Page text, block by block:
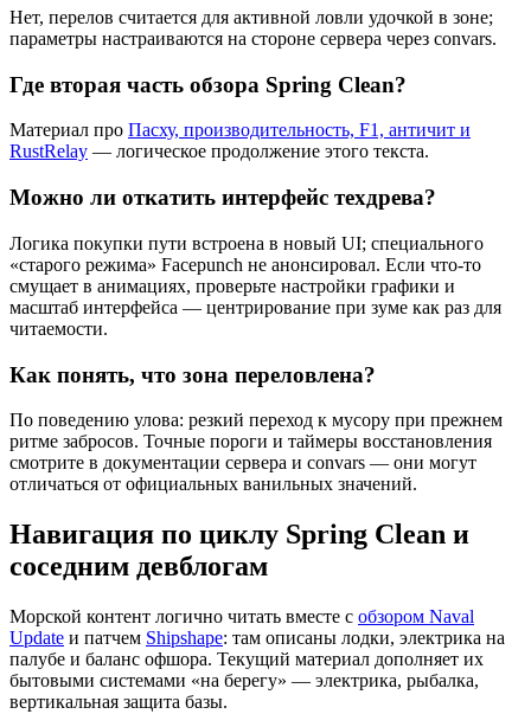
Нет, перелов считается для активной ловли удочкой в зоне;
параметры настраиваются на стороне сервера через convars.
Где вторая часть обзора Spring Clean?
Материал про Пасху, производительность, F1, античит и
RustRelay — логическое продолжение этого текста.
Можно ли откатить интерфейс техдрева?
Логика покупки пути встроена в новый UI; специального
«старого режима» Facepunch не анонсировал. Если что-то
смущает в анимациях, проверьте настройки графики и
масштаб интерфейса — центрирование при зуме как раз для
читаемости.
Как понять, что зона переловлена?
По поведению улова: резкий переход к мусору при прежнем
ритме забросов. Точные пороги и таймеры восстановления
смотрите в документации сервера и convars — они могут
отличаться от официальных ванильных значений.
Навигация по циклу Spring Clean и
соседним девблогам
Морской контент логично читать вместе с обзором Naval
Update и патчем Shipshape: там описаны лодки, электрика на
палубе и баланс офшора. Текущий материал дополняет их
бытовыми системами «на берегу» — электрика, рыбалка,
вертикальная защита базы.